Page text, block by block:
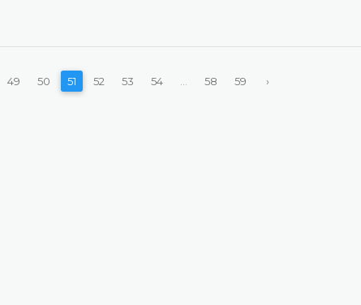
49 50 51 52 53 54 58 59 ›